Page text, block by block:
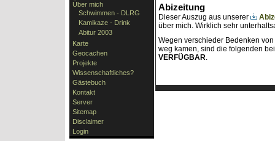
Über mich
Schwimmen - DLRG
Kamikaze - Drink
Abitur 2003
Karte
Geocachen
Projekte
Wissenschaftliches?
Gästebuch
Kontakt
Server
Sitemap
Disclaimer
Login
Abizeitung
Dieser Auszug aus unserer
über mich. Wirklich sehr
Wegen verschieder Bedenken
weg kamen, sind die folgenden
VERFÜGBAR.